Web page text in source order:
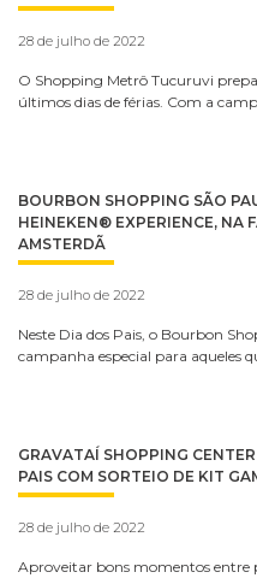
28 de julho de 2022
O Shopping Metrô Tucuruvi
últimos dias de férias. Com a
BOURBON SHOPPING SÃO
HEINEKEN® EXPERIENCE, NA
AMSTERDÃ
28 de julho de 2022
Neste Dia dos Pais, o Bourbon
campanha especial para aqueles
GRAVATAÍ SHOPPING
PAIS COM SORTEIO DE KIT
28 de julho de 2022
Aproveitar bons momentos entre